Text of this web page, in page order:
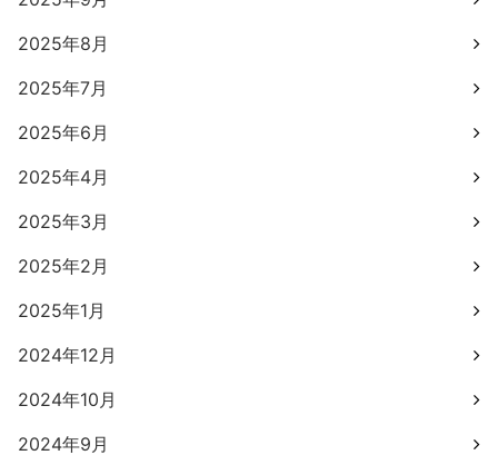
2025年8月
2025年7月
2025年6月
2025年4月
2025年3月
2025年2月
2025年1月
2024年12月
2024年10月
2024年9月